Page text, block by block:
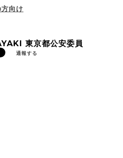
向け
東京都公安委員
通報する